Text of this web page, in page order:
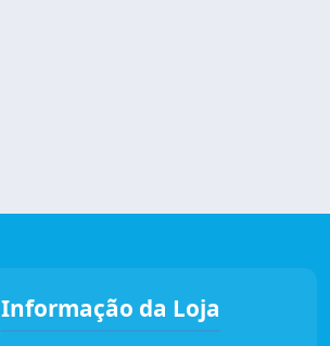
Informação da Loja